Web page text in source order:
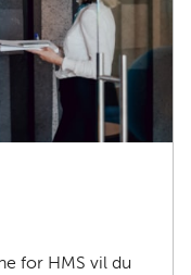
for HMS vil du